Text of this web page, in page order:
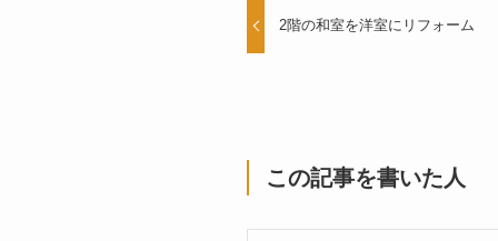
2階の和室を洋室にリフォーム
この記事を書いた人